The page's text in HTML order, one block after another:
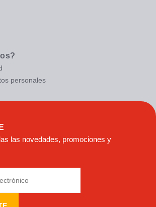
personales
las novedades, promociones y